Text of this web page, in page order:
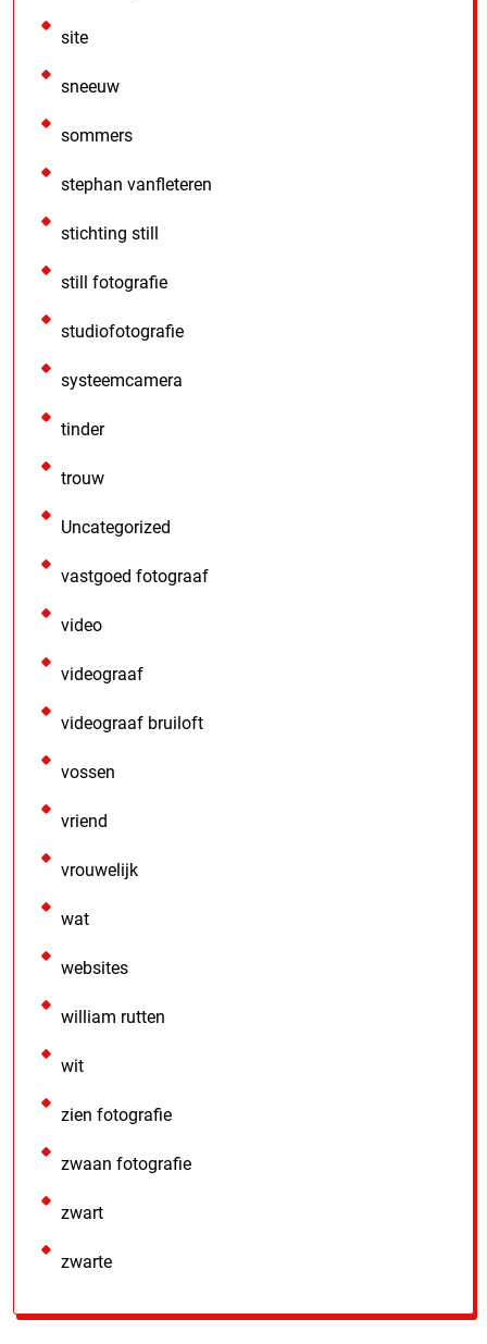
site
sneeuw
sommers
stephan vanfleteren
stichting still
still fotografie
studiofotografie
systeemcamera
tinder
trouw
Uncategorized
vastgoed fotograaf
video
videograaf
videograaf bruiloft
vossen
vriend
vrouwelijk
wat
websites
william rutten
wit
zien fotografie
zwaan fotografie
zwart
zwarte